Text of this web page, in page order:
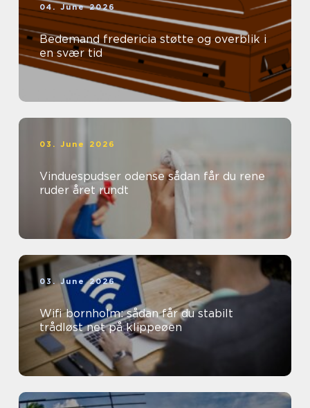
04. June 2026
Bedemand fredericia støtte og overblik i
en svær tid
03. June 2026
Vinduespudser odense sådan får du rene
ruder året rundt
03. June 2026
Wifi bornholm: sådan får du stabilt
trådløst net på klippeøen